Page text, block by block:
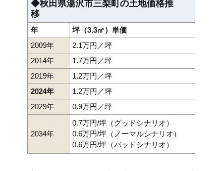
◆秋田県湯沢市三梨町の土地価格推
移
年
坪（3.3㎡）単価
2009年
2.1万円／坪
2014年
1.7万円／坪
2019年
1.2万円／坪
2024年
1.2万円／坪
2029年
0.9万円／坪
2034年
0.7万円/坪（グッドシナリオ）
0.6万円/坪（ノーマルシナリオ）
0.6万円/坪（バッドシナリオ）